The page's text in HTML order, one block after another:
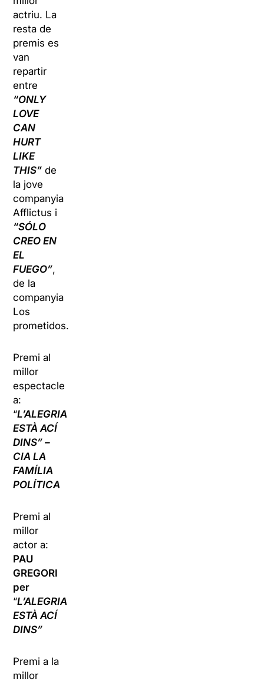
actriu. La
resta de
premis es
van
repartir
entre
“ONLY
LOVE
CAN
HURT
LIKE
THIS” de
la jove
companyia
Afflictus i
“SÓLO
CREO EN
EL
FUEGO”,
de la
companyia
Los
prometidos.
Premi al
millor
espectacle
a:
“L’ALEGRIA
ESTÀ ACÍ
DINS” –
CIA LA
FAMÍLIA
POLÍTICA
Premi al
millor
actor a:
PAU
GREGORI
per
“L’ALEGRIA
ESTÀ ACÍ
DINS”
Premi a la
millor